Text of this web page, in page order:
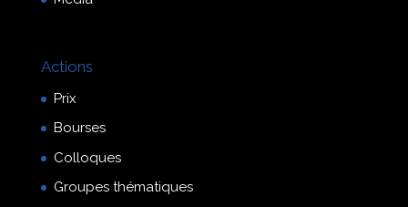
Actions
Prix
Bourses
Colloques
Groupes thématiques